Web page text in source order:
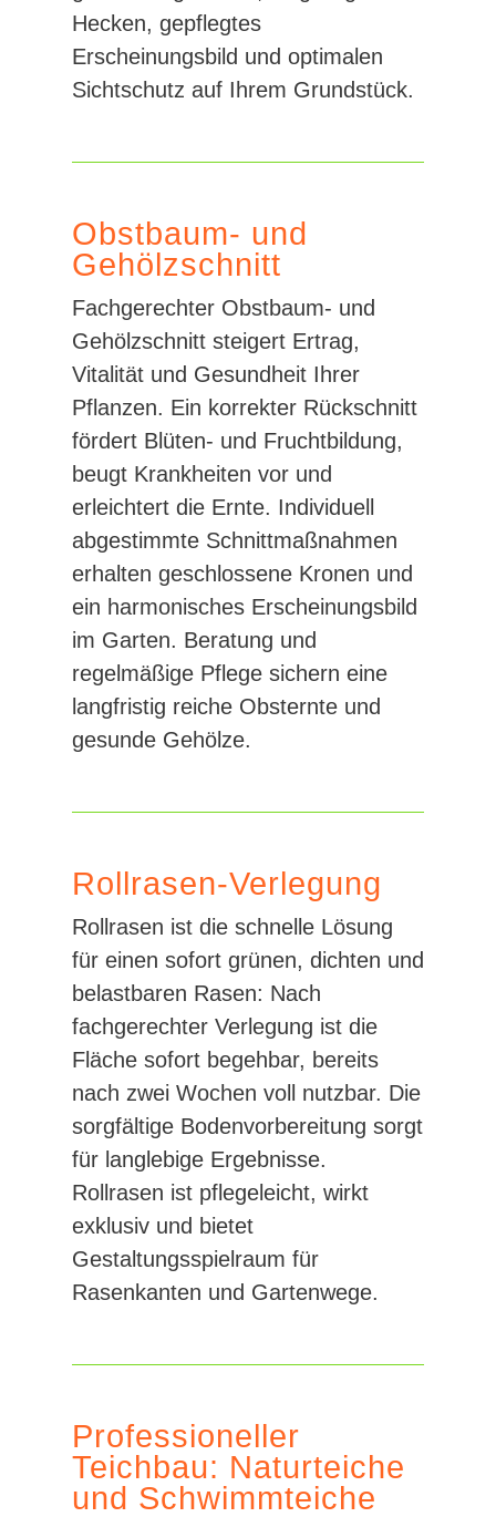
Hecken, gepflegtes
Erscheinungsbild und optimalen
Sichtschutz auf Ihrem Grundstück.
Obstbaum- und
Gehölzschnitt
Fachgerechter Obstbaum- und
Gehölzschnitt steigert Ertrag,
Vitalität und Gesundheit Ihrer
Pflanzen. Ein korrekter Rückschnitt
fördert Blüten- und Fruchtbildung,
beugt Krankheiten vor und
erleichtert die Ernte. Individuell
abgestimmte Schnittmaßnahmen
erhalten geschlossene Kronen und
ein harmonisches Erscheinungsbild
im Garten. Beratung und
regelmäßige Pflege sichern eine
langfristig reiche Obsternte und
gesunde Gehölze.
Rollrasen-Verlegung
Rollrasen ist die schnelle Lösung
für einen sofort grünen, dichten und
belastbaren Rasen: Nach
fachgerechter Verlegung ist die
Fläche sofort begehbar, bereits
nach zwei Wochen voll nutzbar. Die
sorgfältige Bodenvorbereitung sorgt
für langlebige Ergebnisse.
Rollrasen ist pflegeleicht, wirkt
exklusiv und bietet
Gestaltungsspielraum für
Rasenkanten und Gartenwege.
Professioneller
Teichbau: Naturteiche
und Schwimmteiche